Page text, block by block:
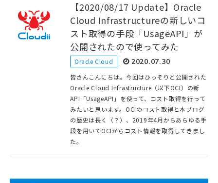
【2020/08/17 Update】Oracle
Cloud Infrastructureの新しいコ
スト取得の手段「UsageAPI」が
公開されたので使ってみた
Oracle Cloud 2020.07.30
皆さんこんにちは。今回はひっそりと公開された
Oracle Cloud Infrastructure（以下OCI）の新
API「UsageAPI」を使って、コスト取得を行って
みたいと思います。OCIのコスト取得と本ブログ
の歴史は長く（？）、2019年4月からあらゆる手
段を用いてOCIからコスト情報を取得してきまし
た。